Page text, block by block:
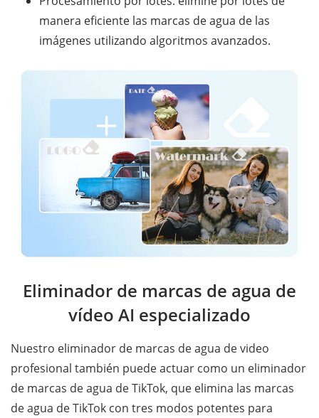
manera eficiente las marcas de agua de las
imágenes utilizando algoritmos avanzados.
Eliminador de marcas de agua de
vídeo AI especializado
Nuestro eliminador de marcas de agua de video
profesional también puede actuar como un eliminador
de marcas de agua de TikTok, que elimina las marcas
de agua de TikTok con tres modos potentes para